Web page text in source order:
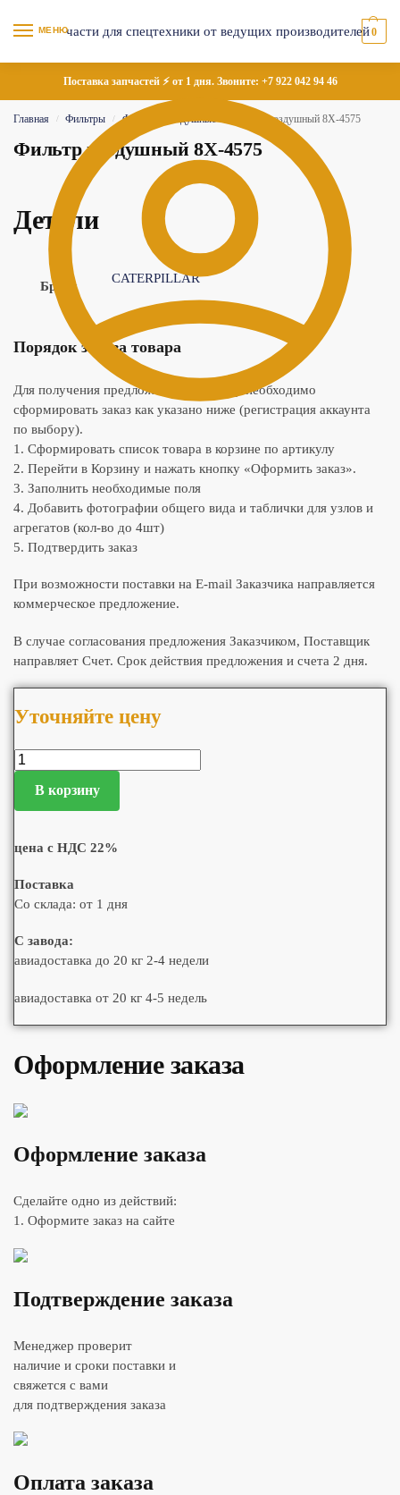
МЕНЮ 0
Поставка запчастей ⚡ от 1 дня. Звоните: +7 922 042 94 46
Главная / Фильтры / Фильтры воздушные Фильтр воздушный 8X-4575
Фильтр воздушный 8X-4575
Детали
Бренд
CATERPILLAR
Порядок заказа товара
Для получения предложения по товару необходимо
сформировать заказ как указано ниже (регистрация аккаунта
по выбору).
1. Сформировать список товара в корзине по артикулу
2. Перейти в Корзину и нажать кнопку «Оформить заказ».
3. Заполнить необходимые поля
4. Добавить фотографии общего вида и таблички для узлов и
агрегатов (кол-во до 4шт)
5. Подтвердить заказ
При возможности поставки на E-mail Заказчика направляется
коммерческое предложение.
В случае согласования предложения Заказчиком, Поставщик
направляет Счет. Срок действия предложения и счета 2 дня.
Уточняйте цену
В корзину
цена с НДС 22%
Поставка
Со склада: от 1 дня
С завода:
авиадоставка до 20 кг 2-4 недели
авиадоставка от 20 кг 4-5 недель
Оформление заказа
Оформление заказа
Сделайте одно из действий:
1. Оформите заказ на сайте
Подтверждение заказа
Менеджер проверит
наличие и сроки поставки и
свяжется с вами
для подтверждения заказа
Оплата заказа